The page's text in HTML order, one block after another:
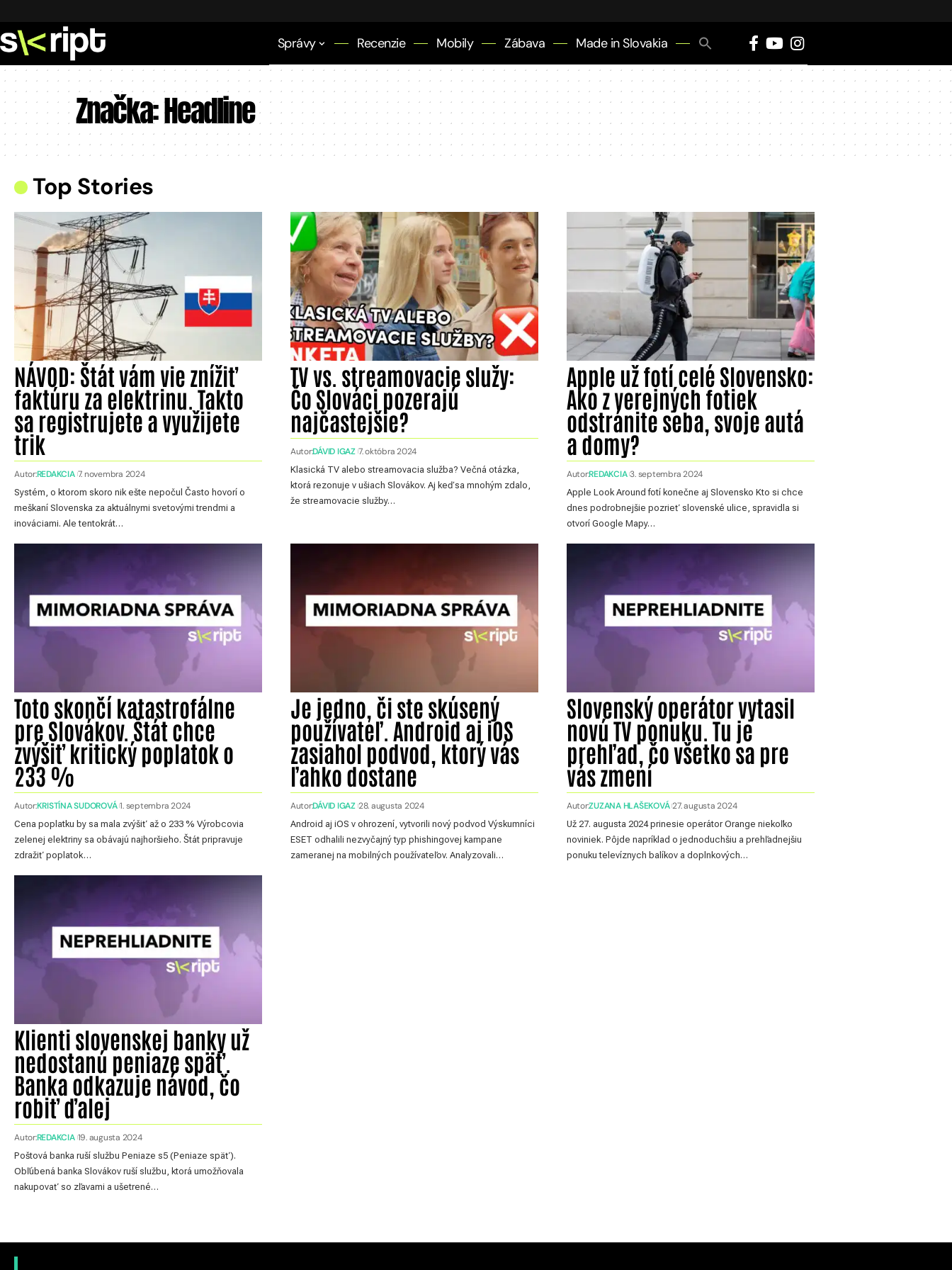
Správy Recenzie Mobily Zábava Made in Slovakia
Search
Značka:Headline
Top Stories
NÁVOD: Štát vám vie znížiť
faktúru za elektrinu. Takto
sa registrujete a využijete
trik
Autor:REDAKCIA 7. novembra 2024
Systém, o ktorom skoro nik ešte nepočul Často hovorí o
meškaní Slovenska za aktuálnymi svetovými trendmi a
inováciami. Ale tentokrát…
TV vs. streamovacie služy:
Čo Slováci pozerajú
najčastejšie?
Autor:DÁVID IGAZ 7. októbra 2024
Klasická TV alebo streamovacia služba? Večná otázka,
ktorá rezonuje v ušiach Slovákov. Aj keď sa mnohým zdalo,
že streamovacie služby…
Apple už fotí celé Slovensko:
Ako z verejných fotiek
odstránite seba, svoje autá
a domy?
Autor:REDAKCIA 3. septembra 2024
Apple Look Around fotí konečne aj Slovensko Kto si chce
dnes podrobnejšie pozrieť slovenské ulice, spravidla si
otvorí Google Mapy…
Toto skončí katastrofálne
pre Slovákov. Štát chce
zvýšiť kritický poplatok o
233 %
Autor:KRISTÍNA SUDOROVÁ 1. septembra 2024
Cena poplatku by sa mala zvýšiť až o 233 % Výrobcovia
zelenej elektriny sa obávajú najhoršieho. Štát pripravuje
zdražiť poplatok…
Je jedno, či ste skúsený
používateľ. Android aj iOS
zasiahol podvod, ktorý vás
ľahko dostane
Autor:DÁVID IGAZ 28. augusta 2024
Android aj iOS v ohrození, vytvorili nový podvod Výskumníci
ESET odhalili nezvyčajný typ phishingovej kampane
zameranej na mobilných používateľov. Analyzovali…
Slovenský operátor vytasil
novú TV ponuku. Tu je
prehľad, čo všetko sa pre
vás zmení
Autor:ZUZANA HLAŠEKOVÁ 27. augusta 2024
Už 27. augusta 2024 prinesie operátor Orange niekoľko
noviniek. Pôjde napríklad o jednoduchšiu a prehľadnejšiu
ponuku televíznych balíkov a doplnkových…
Klienti slovenskej banky už
nedostanú peniaze späť.
Banka odkazuje návod, čo
robiť ďalej
Autor:REDAKCIA 19. augusta 2024
Poštová banka ruší službu Peniaze s5 (Peniaze späť).
Obľúbená banka Slovákov ruší službu, ktorá umožňovala
nakupovať so zľavami a ušetrené…